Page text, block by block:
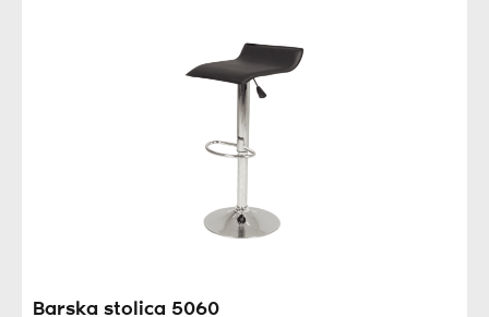
Barska stolica 5060